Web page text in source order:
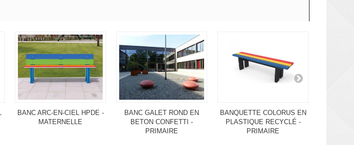
BANC ARC-EN-CIEL HPDE -
MATERNELLE
BANC GALET ROND EN
BETON CONFETTI -
PRIMAIRE
BANQUETTE COLORUS EN
PLASTIQUE RECYCLÉ -
PRIMAIRE